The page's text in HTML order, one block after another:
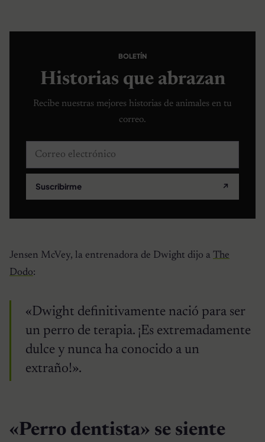
BOLETÍN
Historias que abrazan
Recibe nuestras mejores historias de animales en tu
correo.
Correo electrónico
Suscribirme ↗
Jensen McVey, la entrenadora de Dwight dijo a The
Dodo:
«Dwight definitivamente nació para ser
un perro de terapia. ¡Es extremadamente
dulce y nunca ha conocido a un
extraño!».
«Perro dentista» se siente